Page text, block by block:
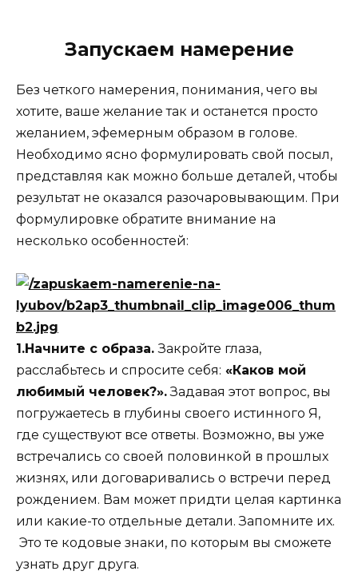
Запускаем намерение
Без четкого намерения, понимания, чего вы
хотите, ваше желание так и останется просто
желанием, эфемерным образом в голове.
Необходимо ясно формулировать свой посыл,
представляя как можно больше деталей, чтобы
результат не оказался разочаровывающим. При
формулировке обратите внимание на
несколько особенностей:
1.Начните с образа.Закройте глаза,
расслабьтесь и спросите себя: «Каков мой
любимый человек?».Задавая этот вопрос, вы
погружаетесь в глубины своего истинного Я,
где существуют все ответы. Возможно, вы уже
встречались со своей половинкой в прошлых
жизнях, или договаривались о встречи перед
рождением. Вам может придти целая картинка
или какие-то отдельные детали. Запомните их.
Это те кодовые знаки, по которым вы сможете
узнать друг друга.